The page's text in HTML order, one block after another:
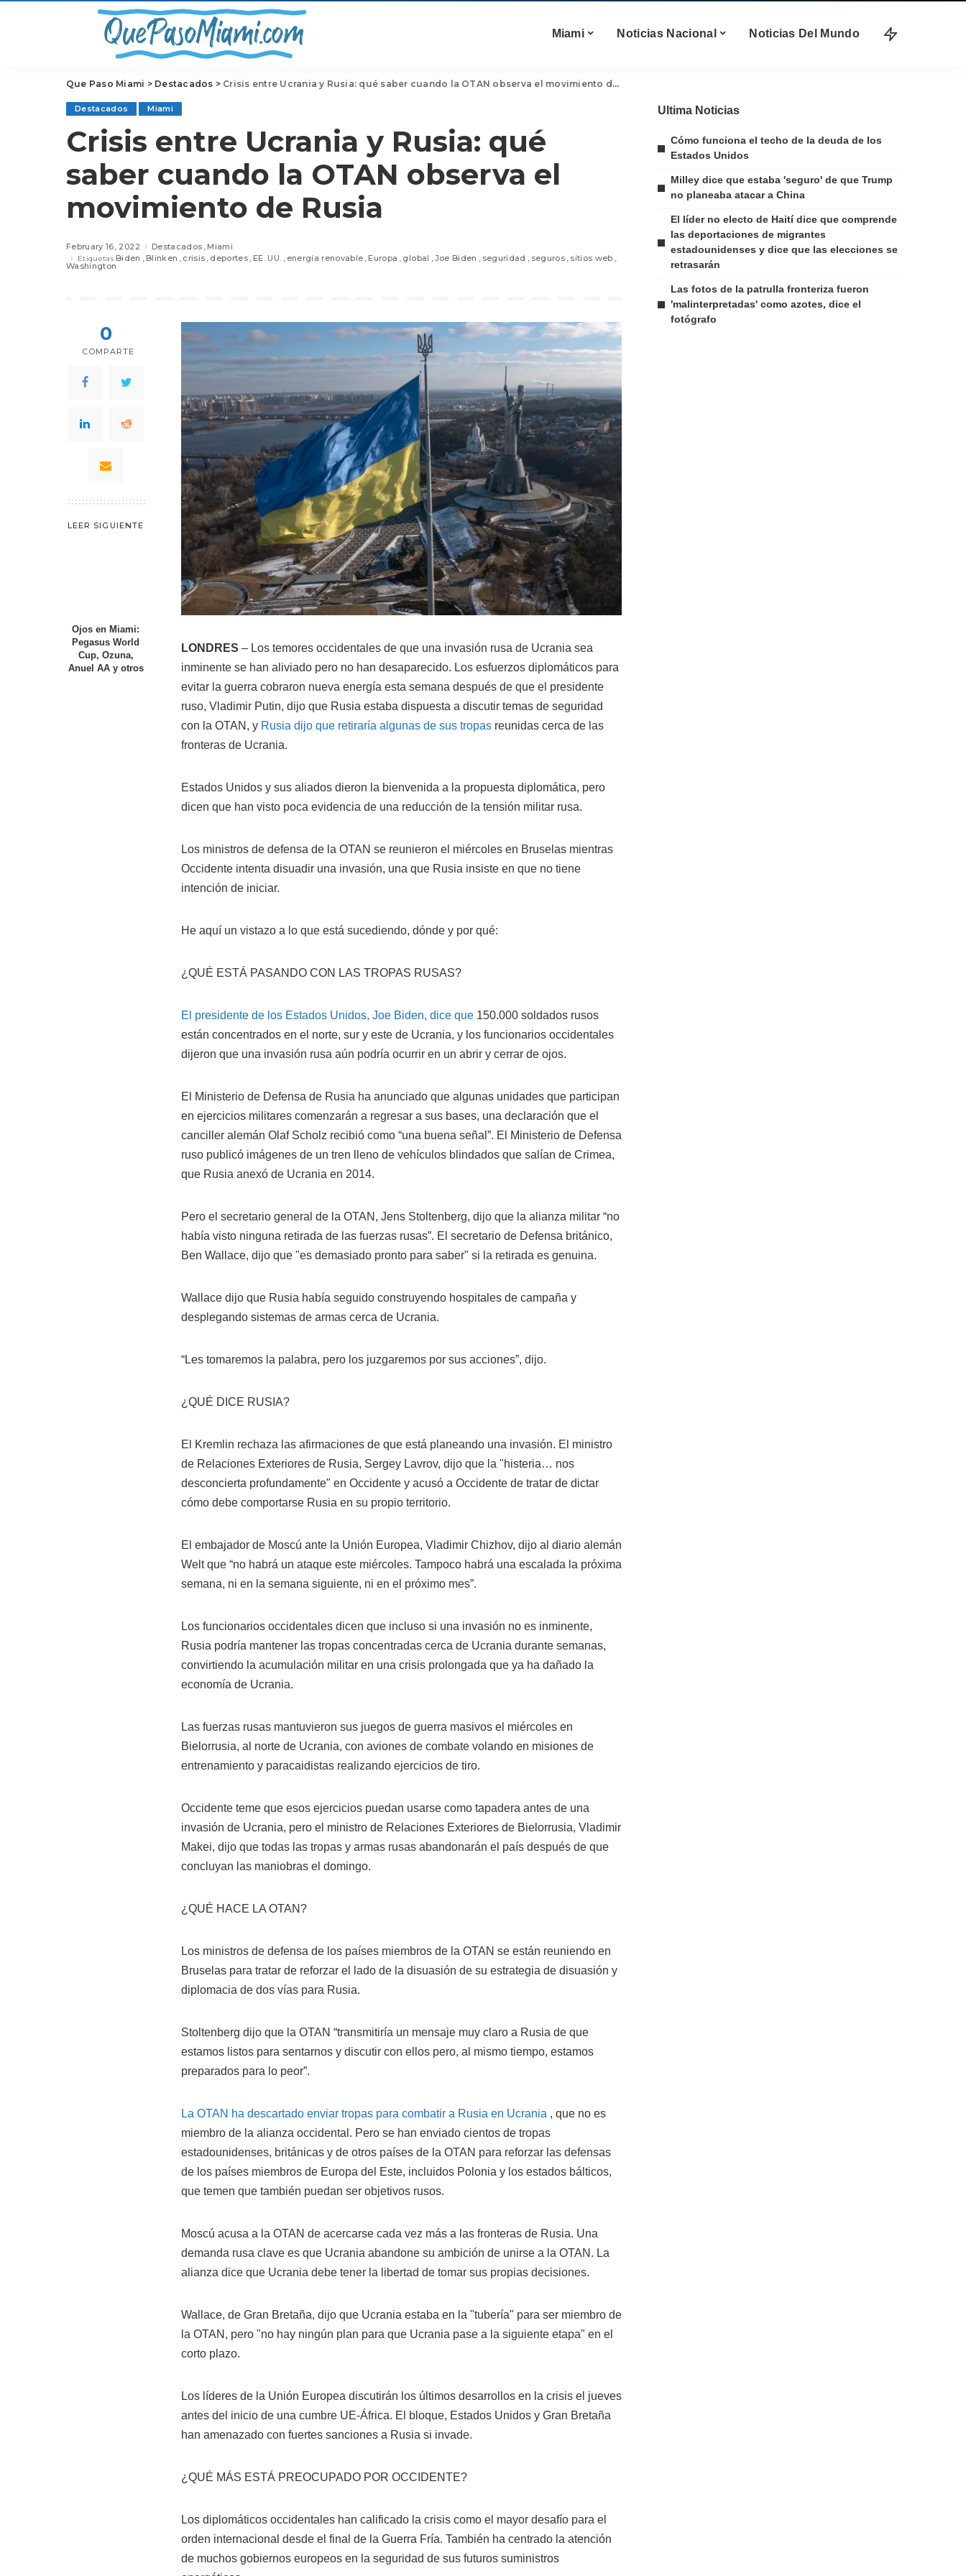
Miami Noticias Nacional Noticias Del Mundo
Que Paso Miami > Destacados > Crisis entre Ucrania y Rusia: qué saber cuando la OTAN observa el movimiento de Rusia
Destacados Miami
Crisis entre Ucrania y Rusia: qué
saber cuando la OTAN observa el
movimiento de Rusia
February 16, 2022 Destacados Miami
Etiquetas Biden Blinken crisis deportes EE. UU. energía renovable Europa global Joe Biden seguridad seguros sitios web
Washington
0
COMPARTE
LEER SIGUIENTE
Ojos en Miami:
Pegasus World
Cup, Ozuna,
Anuel AA y otros
LONDRES – Los temores occidentales de que una invasión rusa de Ucrania sea
inminente se han aliviado pero no han desaparecido. Los esfuerzos diplomáticos para
evitar la guerra cobraron nueva energía esta semana después de que el presidente
ruso, Vladimir Putin, dijo que Rusia estaba dispuesta a discutir temas de seguridad
con la OTAN, y Rusia dijo que retiraría algunas de sus tropas reunidas cerca de las
fronteras de Ucrania.
Estados Unidos y sus aliados dieron la bienvenida a la propuesta diplomática, pero
dicen que han visto poca evidencia de una reducción de la tensión militar rusa.
Los ministros de defensa de la OTAN se reunieron el miércoles en Bruselas mientras
Occidente intenta disuadir una invasión, una que Rusia insiste en que no tiene
intención de iniciar.
He aquí un vistazo a lo que está sucediendo, dónde y por qué:
¿QUÉ ESTÁ PASANDO CON LAS TROPAS RUSAS?
El presidente de los Estados Unidos, Joe Biden, dice que 150.000 soldados rusos
están concentrados en el norte, sur y este de Ucrania, y los funcionarios occidentales
dijeron que una invasión rusa aún podría ocurrir en un abrir y cerrar de ojos.
El Ministerio de Defensa de Rusia ha anunciado que algunas unidades que participan
en ejercicios militares comenzarán a regresar a sus bases, una declaración que el
canciller alemán Olaf Scholz recibió como “una buena señal”. El Ministerio de Defensa
ruso publicó imágenes de un tren lleno de vehículos blindados que salían de Crimea,
que Rusia anexó de Ucrania en 2014.
Pero el secretario general de la OTAN, Jens Stoltenberg, dijo que la alianza militar “no
había visto ninguna retirada de las fuerzas rusas”. El secretario de Defensa británico,
Ben Wallace, dijo que "es demasiado pronto para saber" si la retirada es genuina.
Wallace dijo que Rusia había seguido construyendo hospitales de campaña y
desplegando sistemas de armas cerca de Ucrania.
“Les tomaremos la palabra, pero los juzgaremos por sus acciones”, dijo.
¿QUÉ DICE RUSIA?
El Kremlin rechaza las afirmaciones de que está planeando una invasión. El ministro
de Relaciones Exteriores de Rusia, Sergey Lavrov, dijo que la "histeria… nos
desconcierta profundamente" en Occidente y acusó a Occidente de tratar de dictar
cómo debe comportarse Rusia en su propio territorio.
El embajador de Moscú ante la Unión Europea, Vladimir Chizhov, dijo al diario alemán
Welt que “no habrá un ataque este miércoles. Tampoco habrá una escalada la próxima
semana, ni en la semana siguiente, ni en el próximo mes”.
Los funcionarios occidentales dicen que incluso si una invasión no es inminente,
Rusia podría mantener las tropas concentradas cerca de Ucrania durante semanas,
convirtiendo la acumulación militar en una crisis prolongada que ya ha dañado la
economía de Ucrania.
Las fuerzas rusas mantuvieron sus juegos de guerra masivos el miércoles en
Bielorrusia, al norte de Ucrania, con aviones de combate volando en misiones de
entrenamiento y paracaidistas realizando ejercicios de tiro.
Occidente teme que esos ejercicios puedan usarse como tapadera antes de una
invasión de Ucrania, pero el ministro de Relaciones Exteriores de Bielorrusia, Vladimir
Makei, dijo que todas las tropas y armas rusas abandonarán el país después de que
concluyan las maniobras el domingo.
¿QUÉ HACE LA OTAN?
Los ministros de defensa de los países miembros de la OTAN se están reuniendo en
Bruselas para tratar de reforzar el lado de la disuasión de su estrategia de disuasión y
diplomacia de dos vías para Rusia.
Stoltenberg dijo que la OTAN “transmitiría un mensaje muy claro a Rusia de que
estamos listos para sentarnos y discutir con ellos pero, al mismo tiempo, estamos
preparados para lo peor”.
La OTAN ha descartado enviar tropas para combatir a Rusia en Ucrania , que no es
miembro de la alianza occidental. Pero se han enviado cientos de tropas
estadounidenses, británicas y de otros países de la OTAN para reforzar las defensas
de los países miembros de Europa del Este, incluidos Polonia y los estados bálticos,
que temen que también puedan ser objetivos rusos.
Moscú acusa a la OTAN de acercarse cada vez más a las fronteras de Rusia. Una
demanda rusa clave es que Ucrania abandone su ambición de unirse a la OTAN. La
alianza dice que Ucrania debe tener la libertad de tomar sus propias decisiones.
Wallace, de Gran Bretaña, dijo que Ucrania estaba en la "tubería" para ser miembro de
la OTAN, pero "no hay ningún plan para que Ucrania pase a la siguiente etapa" en el
corto plazo.
Los líderes de la Unión Europea discutirán los últimos desarrollos en la crisis el jueves
antes del inicio de una cumbre UE-África. El bloque, Estados Unidos y Gran Bretaña
han amenazado con fuertes sanciones a Rusia si invade.
¿QUÉ MÁS ESTÁ PREOCUPADO POR OCCIDENTE?
Los diplomáticos occidentales han calificado la crisis como el mayor desafío para el
orden internacional desde el final de la Guerra Fría. También ha centrado la atención
de muchos gobiernos europeos en la seguridad de sus futuros suministros
Ultima Noticias
Cómo funciona el techo de la deuda de los
Estados Unidos
Milley dice que estaba 'seguro' de que Trump
no planeaba atacar a China
El líder no electo de Haití dice que comprende
las deportaciones de migrantes
estadounidenses y dice que las elecciones se
retrasarán
Las fotos de la patrulla fronteriza fueron
'malinterpretadas' como azotes, dice el
fotógrafo